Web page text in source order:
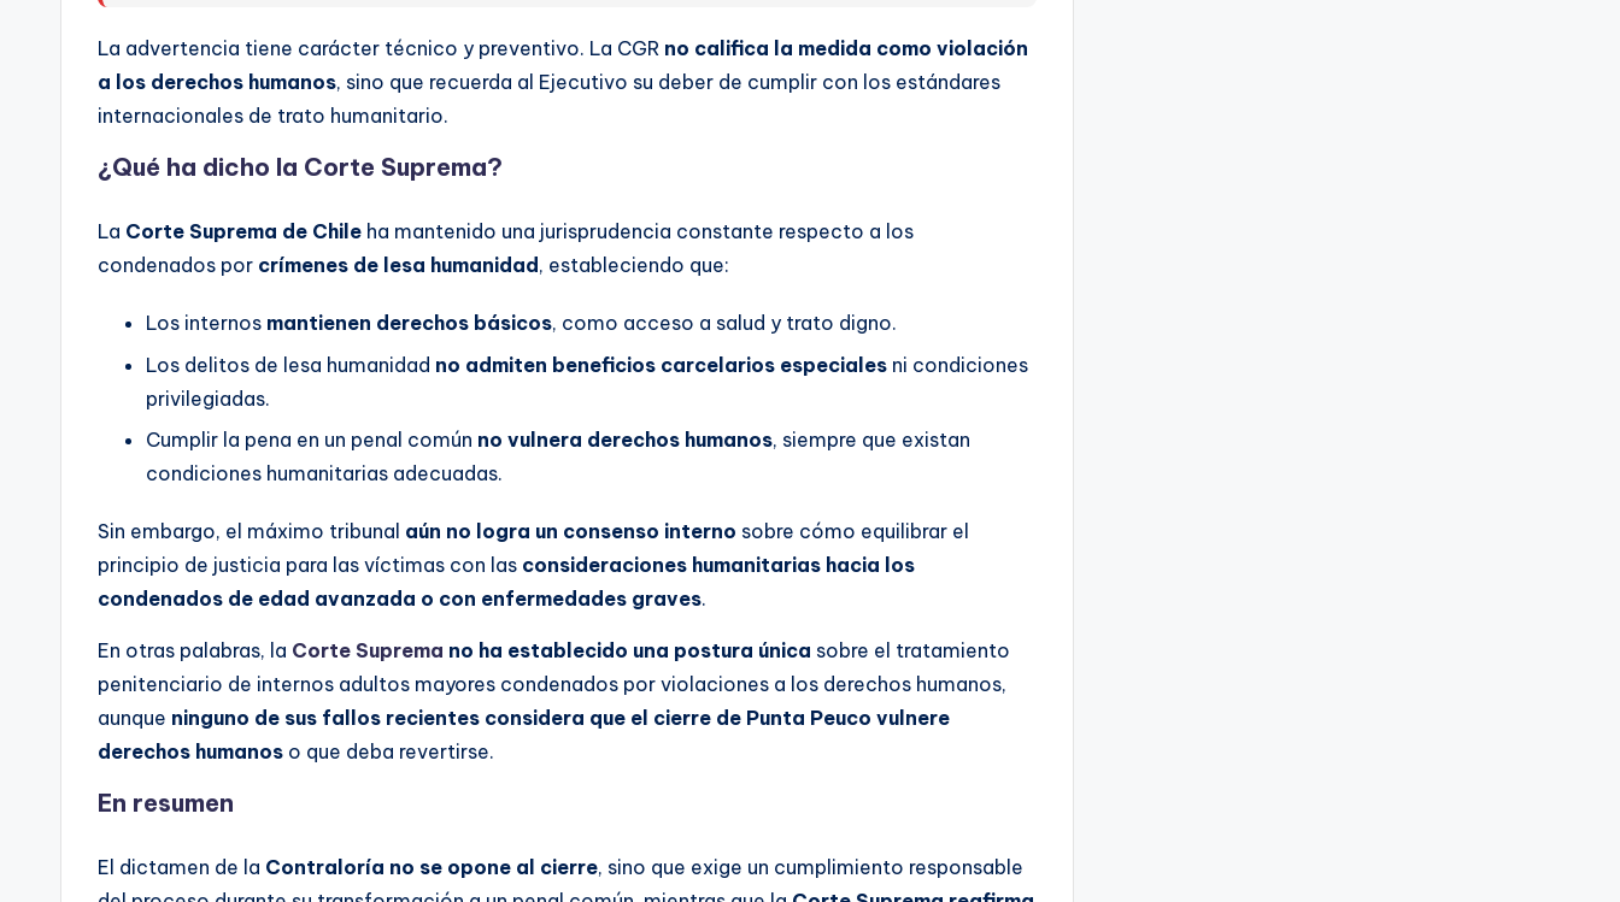
La advertencia tiene carácter técnico y preventivo. La CGR no califica la medida como violación
a los derechos humanos, sino que recuerda al Ejecutivo su deber de cumplir con los estándares
internacionales de trato humanitario.
¿Qué ha dicho la Corte Suprema?
La Corte Suprema de Chile ha mantenido una jurisprudencia constante respecto a los
condenados por crímenes de lesa humanidad , estableciendo que:
Los internos mantienen derechos básicos, como acceso a salud y trato digno.
Los delitos de lesa humanidad no admiten beneficios carcelarios especiales ni condiciones
privilegiadas.
Cumplir la pena en un penal común no vulnera derechos humanos, siempre que existan
condiciones humanitarias adecuadas.
Sin embargo, el máximo tribunal aún no logra un consenso interno sobre cómo equilibrar el
principio de justicia para las víctimas con las consideraciones humanitarias hacia los
condenados de edad avanzada o con enfermedades graves.
En otras palabras, la Corte Suprema no ha establecido una postura única sobre el tratamiento
penitenciario de internos adultos mayores condenados por violaciones a los derechos humanos,
aunque ninguno de sus fallos recientes considera que el cierre de Punta Peuco vulnere
derechos humanos o que deba revertirse.
En resumen
El dictamen de la Contraloría no se opone al cierre, sino que exige un cumplimiento responsable